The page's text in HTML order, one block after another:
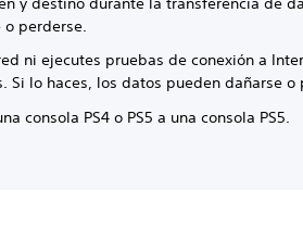
o perderse.
ni ejecutes pruebas de conexión a
Si lo haces, los datos pueden dañarse o
consola PS4 o PS5 a una consola PS5.